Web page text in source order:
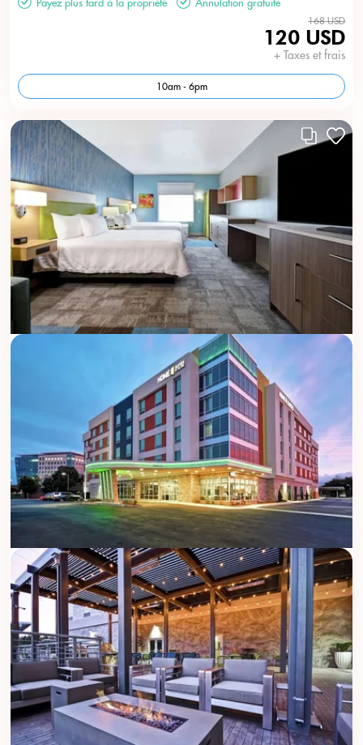
168 USD
120 USD
+ Taxes et frais
10am - 6pm